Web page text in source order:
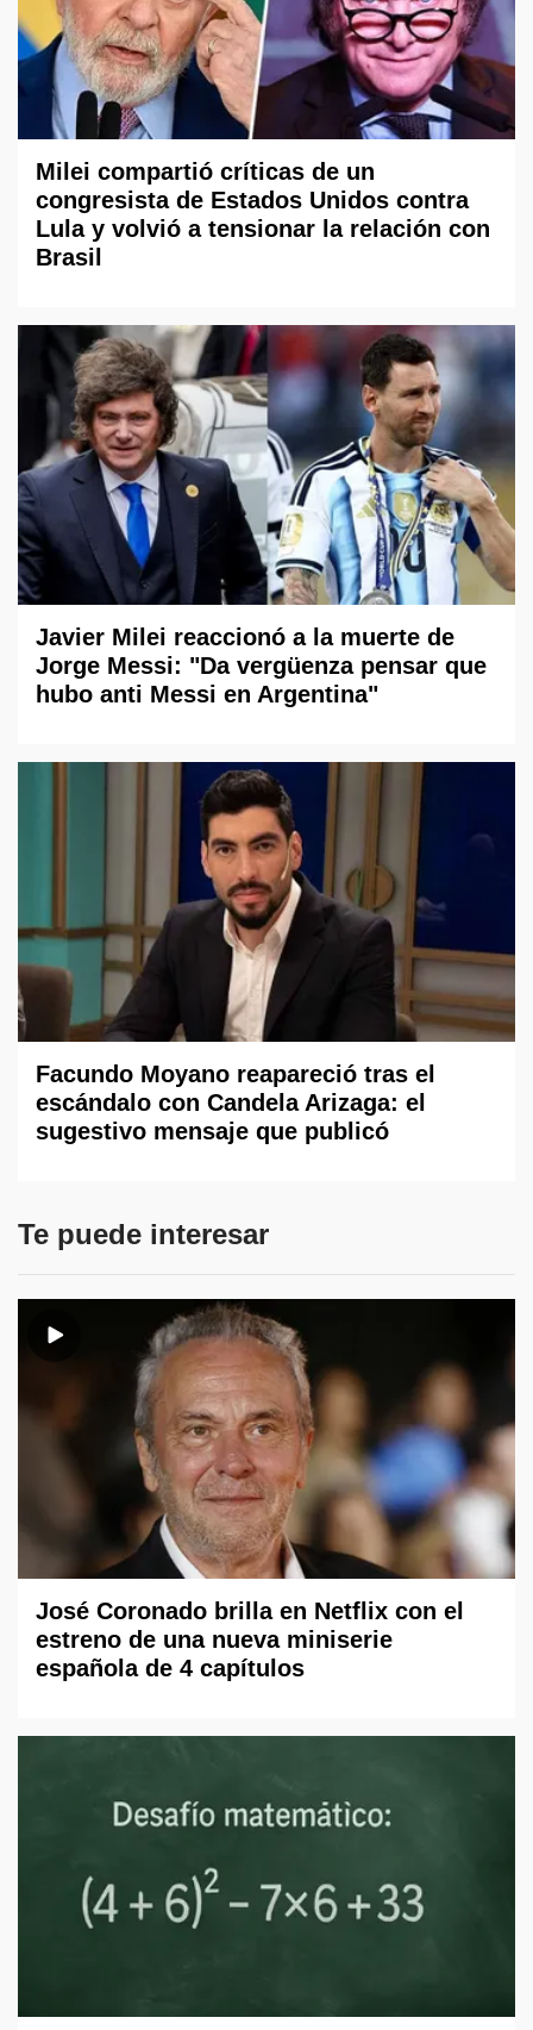
Milei compartió críticas de un
congresista de Estados Unidos contra
Lula y volvió a tensionar la relación con
Brasil
Javier Milei reaccionó a la muerte de
Jorge Messi: "Da vergüenza pensar que
hubo anti Messi en Argentina"
Facundo Moyano reapareció tras el
escándalo con Candela Arizaga: el
sugestivo mensaje que publicó
Te puede interesar
José Coronado brilla en Netflix con el
estreno de una nueva miniserie
española de 4 capítulos